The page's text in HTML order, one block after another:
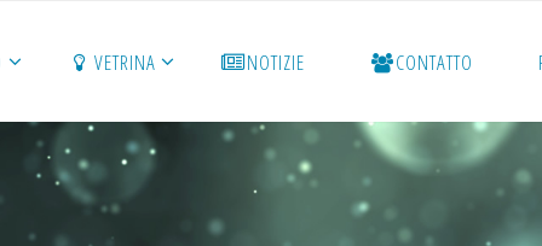
VETRINA NOTIZIE CONTATTO